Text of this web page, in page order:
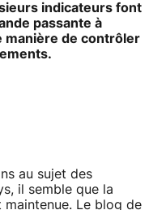
indicateurs font
passante à
manière de contrôler
au sujet des
il semble que la
maintenue. Le blog de